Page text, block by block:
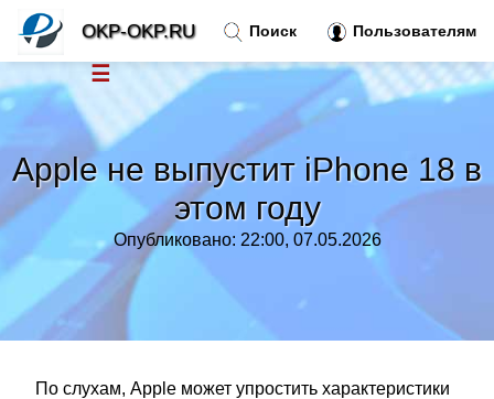
Apple не выпустит iPhone 18 в
этом году
Опубликовано: 22:00, 07.05.2026
По слухам, Apple может упростить характеристики
Поиск Пользователям
OKP-OKP.RU
☰
Новости
Тренды новостей»
Рубрики»
Контакт»